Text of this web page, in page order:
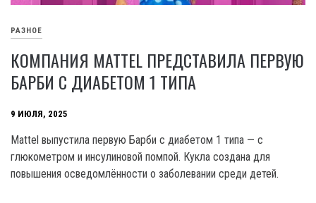
РАЗНОЕ
КОМПАНИЯ MATTEL ПРЕДСТАВИЛА ПЕРВУЮ
БАРБИ С ДИАБЕТОМ 1 ТИПА
9 ИЮЛЯ, 2025
Mattel выпустила первую Барби с диабетом 1 типа — с
глюкометром и инсулиновой помпой. Кукла создана для
повышения осведомлённости о заболевании среди детей.